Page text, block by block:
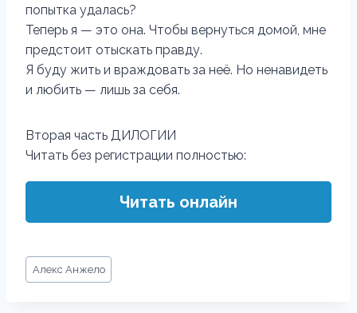
попытка удалась?
Теперь я — это она. Чтобы вернуться домой, мне
предстоит отыскать правду.
Я буду жить и враждовать за неё. Но ненавидеть
и любить — лишь за себя.
Вторая часть ДИЛОГИИ
Читать без регистрации полностью:
Читать онлайн
Метки
записи:
Алекс Анжело